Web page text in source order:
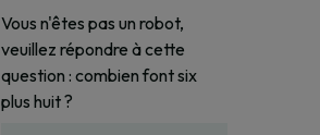
Vous n'êtes pas un robot,
veuillez répondre à cette
question : combien font six
plus huit ?